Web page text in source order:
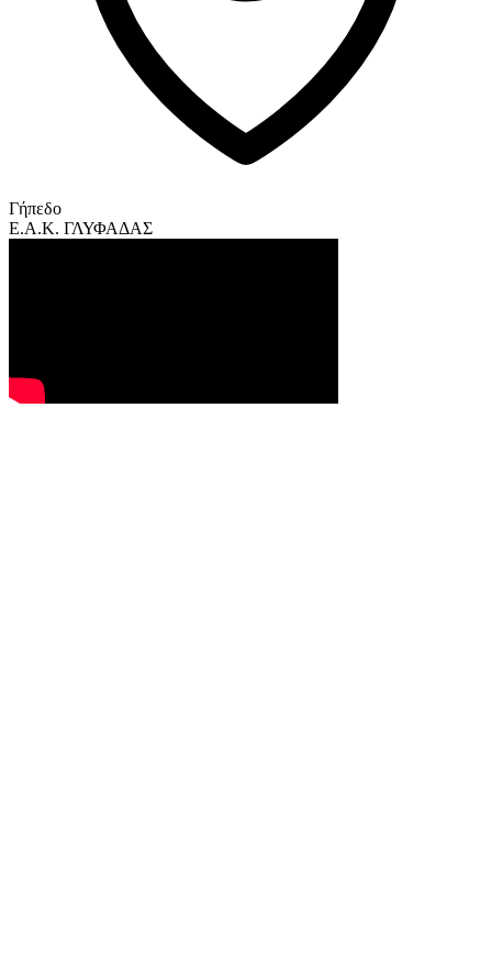
Γήπεδο
Ε.Α.Κ. ΓΛΥΦΑΔΑΣ